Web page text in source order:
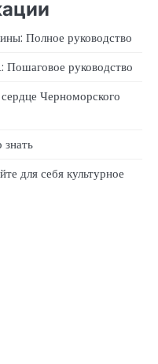
Полное руководство
руководство
Черноморского
для себя культурное